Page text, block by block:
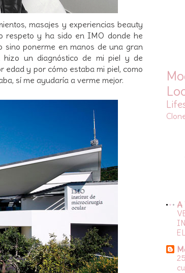
masajes y experiencias beauty
respeto y ha sido en IMO donde he
sino ponerme en manos de una gran
hizo un diagnóstico de mi piel y de
edad y por cómo estaba mi piel, como
sí me ayudaría a verme mejor.
A